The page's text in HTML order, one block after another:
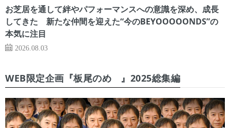
お芝居を通して絆やパフォーマンスへの意識を深め、成長
してきた 新たな仲間を迎えた“今のBEYOOOOONDS”の
本気に注目
2026.08.03
WEB限定企画『板尾のめ゙』2025総集編